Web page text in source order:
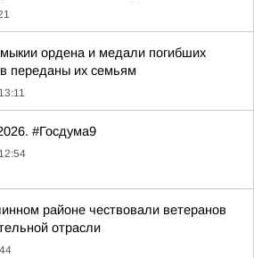
ордена и медали погибших
переданы их семьям
13:11
#Госдума9
12:54
районе чествовали ветеранов
отрасли